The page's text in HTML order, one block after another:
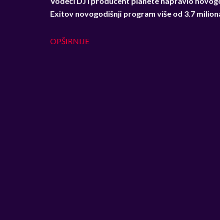
Exitov novogodišnji program više od 3.7
OPŠIRNIJE